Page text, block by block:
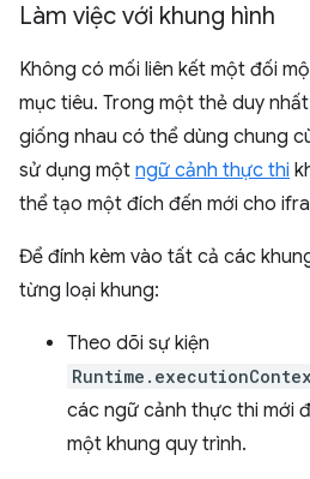
Làm việc với khung hình
Không có mối liên kết một đối
mục tiêu. Trong một thẻ duy
giống nhau có thể dùng chung
sử dụng một ngữ cảnh thực thi
thể tạo một đích đến mới cho
Để đính kèm vào tất cả các
từng loại khung:
Theo dõi sự kiện
các ngữ cảnh thực thi mới
một khung quy trình.